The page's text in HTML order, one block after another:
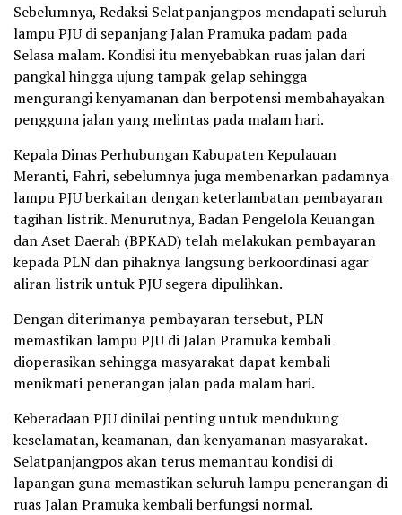
Sebelumnya, Redaksi Selatpanjangpos mendapati seluruh
lampu PJU di sepanjang Jalan Pramuka padam pada
Selasa malam. Kondisi itu menyebabkan ruas jalan dari
pangkal hingga ujung tampak gelap sehingga
mengurangi kenyamanan dan berpotensi membahayakan
pengguna jalan yang melintas pada malam hari.
Kepala Dinas Perhubungan Kabupaten Kepulauan
Meranti, Fahri, sebelumnya juga membenarkan padamnya
lampu PJU berkaitan dengan keterlambatan pembayaran
tagihan listrik. Menurutnya, Badan Pengelola Keuangan
dan Aset Daerah (BPKAD) telah melakukan pembayaran
kepada PLN dan pihaknya langsung berkoordinasi agar
aliran listrik untuk PJU segera dipulihkan.
Dengan diterimanya pembayaran tersebut, PLN
memastikan lampu PJU di Jalan Pramuka kembali
dioperasikan sehingga masyarakat dapat kembali
menikmati penerangan jalan pada malam hari.
Keberadaan PJU dinilai penting untuk mendukung
keselamatan, keamanan, dan kenyamanan masyarakat.
Selatpanjangpos akan terus memantau kondisi di
lapangan guna memastikan seluruh lampu penerangan di
ruas Jalan Pramuka kembali berfungsi normal.